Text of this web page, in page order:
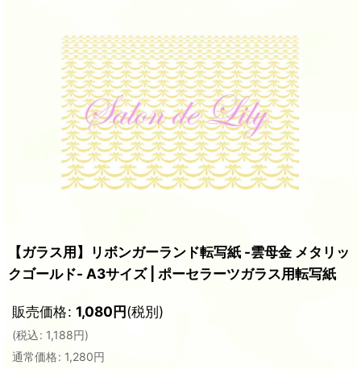
【ガラス用】リボンガーランド転写紙 -雲母金 メタリッ
クゴールド- A3サイズ | ポーセラーツガラス用転写紙
販売価格: 1,080円(税別)
(税込: 1,188円)
通常価格: 1,280円